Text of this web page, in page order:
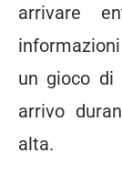
arrivare
un gioco
arrivo
alta.